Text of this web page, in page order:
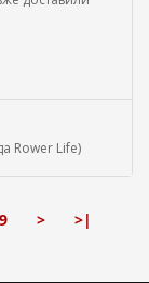
Rower Life)
9 > >|